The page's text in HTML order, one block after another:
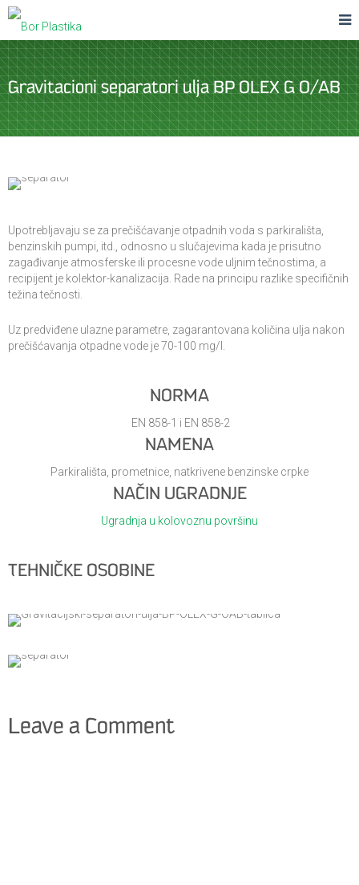
Gravitacioni separatori ulja BP OLEX G O/AB
Upotrebljavaju se za prečišćavanje otpadnih voda s parkirališta,
benzinskih pumpi, itd., odnosno u slučajevima kada je prisutno
zagađivanje atmosferske ili procesne vode uljnim tečnostima, a
recipijent je kolektor-kanalizacija. Rade na principu razlike specifičnih
težina tečnosti.
Uz predviđene ulazne parametre, zagarantovana količina ulja nakon
prečišćavanja otpadne vode je 70-100 mg/l.
NORMA
EN 858-1 i EN 858-2
NAMENA
Parkirališta, prometnice, natkrivene benzinske crpke
NAČIN UGRADNJE
Ugradnja u kolovoznu površinu
TEHNIČKE OSOBINE
Leave a Comment